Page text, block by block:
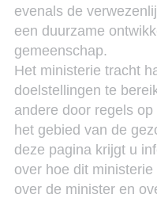
evenals de
een duurzame
gemeenschap.
Het ministerie tracht
doelstellingen te
andere door regels
het gebied van de
deze pagina krijgt u
over hoe dit
over de minister en